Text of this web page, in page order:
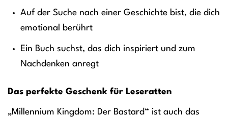
Auf der Suche nach einer Geschichte bist, die dich
emotional berührt
Ein Buch suchst, das dich inspiriert und zum
Nachdenken anregt
Das perfekte Geschenk für Leseratten
„Millennium Kingdom: Der Bastard“ ist auch das